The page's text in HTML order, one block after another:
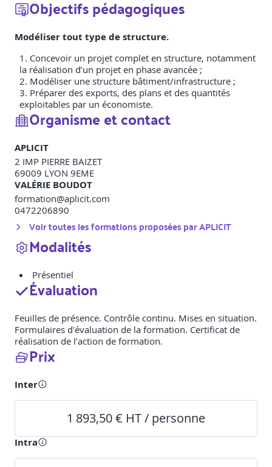
Objectifs pédagogiques
Modéliser tout type de structure.
Concevoir un projet complet en structure, notamment
la réalisation d’un projet en phase avancée ;
Modéliser une structure bâtiment/infrastructure ;
Préparer des exports, des plans et des quantités
exploitables par un économiste.
Organisme et contact
APLICIT
2 IMP PIERRE BAIZET
69009 LYON 9EME
VALÉRIE BOUDOT
formation@aplicit.com
0472206890
Voir toutes les formations proposées parAPLICIT
Modalités
Présentiel
Évaluation
Feuilles de présence. Contrôle continu. Mises en situation.
Formulaires d'évaluation de la formation. Certificat de
réalisation de l’action de formation.
Prix
Inter
1 893,50 € HT / personne
Intra